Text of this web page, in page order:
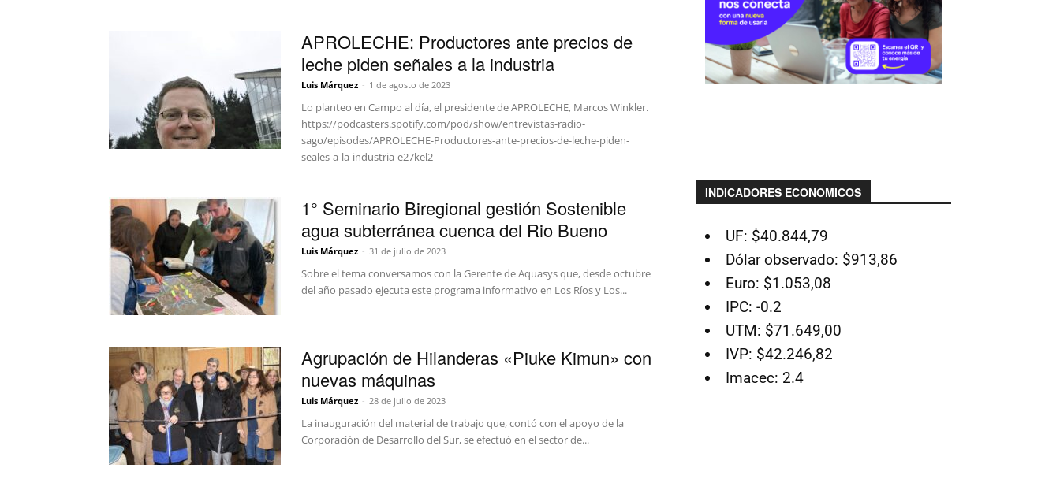
APROLECHE: Productores ante precios de
leche piden señales a la industria
Luis Márquez - 1 de agosto de 2023
Lo planteo en Campo al día, el presidente de APROLECHE, Marcos Winkler.
https://podcasters.spotify.com/pod/show/entrevistas-radio-
sago/episodes/APROLECHE-Productores-ante-precios-de-leche-piden-
seales-a-la-industria-e27kel2
1° Seminario Biregional gestión Sostenible
agua subterránea cuenca del Rio Bueno
Luis Márquez - 31 de julio de 2023
Sobre el tema conversamos con la Gerente de Aquasys que, desde octubre
del año pasado ejecuta este programa informativo en Los Ríos y Los...
Agrupación de Hilanderas «Piuke Kimun» con
nuevas máquinas
Luis Márquez - 28 de julio de 2023
La inauguración del material de trabajo que, contó con el apoyo de la
Corporación de Desarrollo del Sur, se efectuó en el sector de...
INDICADORES ECONOMICOS
UF: $40.844,79
Dólar observado: $913,86
Euro: $1.053,08
IPC: -0.2
UTM: $71.649,00
IVP: $42.246,82
Imacec: 2.4